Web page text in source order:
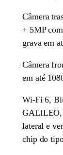
Câmera
+ 5MP
grava em
Câmera
em até
Wi-Fi 6,
GALILEO,
lateral e
chip do